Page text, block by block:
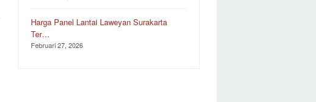
Harga Panel Lantai Laweyan Surakarta
Ter…
Februari 27, 2026